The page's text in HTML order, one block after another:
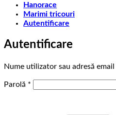
Hanorace
Marimi tricouri
Autentificare
Autentificare
Nume utilizator sau adresă email
Parolă *